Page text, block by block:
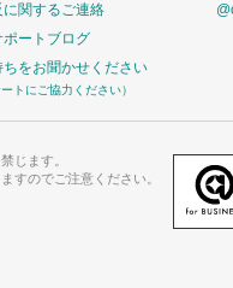
関するご連絡
ートブログ
をお聞かせください
トにご協力ください）
じます。
すのでご注意ください。